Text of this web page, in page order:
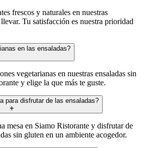
frescos y naturales en nuestras
Tu satisfacción es nuestra prioridad
en las ensaladas?
vegetarianas en nuestras ensaladas sin
y elige la que más te guste.
para disfrutar de las ensaladas?
mesa en Siamo Ristorante y disfrutar de
sin gluten en un ambiente acogedor.